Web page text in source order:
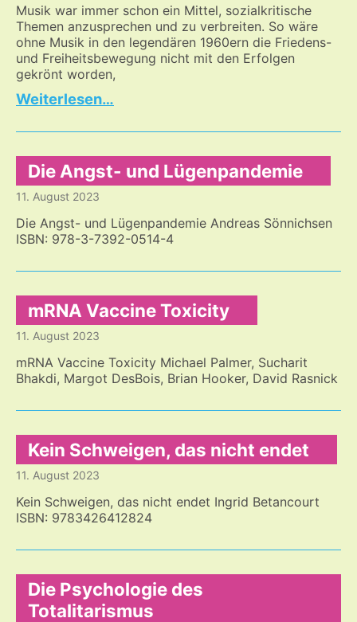
Musik war immer schon ein Mittel, sozialkritische
Themen anzusprechen und zu verbreiten. So wäre
ohne Musik in den legendären 1960ern die Friedens-
und Freiheitsbewegung nicht mit den Erfolgen
gekrönt worden,
…
Botschafterin
Friedens?
Die Angst- und Lügenpandemie
11. August 2023
Die Angst- und Lügenpandemie Andreas Sönnichsen
ISBN: 978-3-7392-0514-4
mRNA Vaccine Toxicity
11. August 2023
mRNA Vaccine Toxicity Michael Palmer, Sucharit
Bhakdi, Margot DesBois, Brian Hooker, David Rasnick
Kein Schweigen, das nicht endet
11. August 2023
Kein Schweigen, das nicht endet Ingrid Betancourt
ISBN: 9783426412824
Die Psychologie des
Totalitarismus